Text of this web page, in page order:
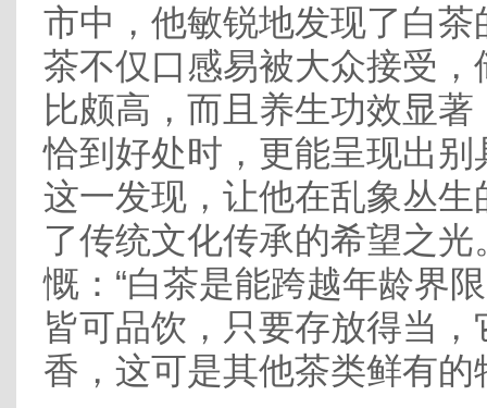
市中，他敏锐地发现了白
茶不仅口感易被大众接受
比颇高，而且养生功效显
恰到好处时，更能呈现出
这一发现，让他在乱象丛
了传统文化传承的希望之光
慨：“白茶是能跨越年龄界
皆可品饮，只要存放得当
香，这可是其他茶类鲜有的